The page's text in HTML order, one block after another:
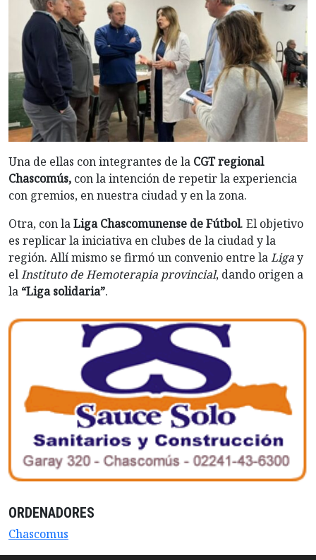
Una de ellas con integrantes de la CGT regional
Chascomús, con la intención de repetir la experiencia
con gremios, en nuestra ciudad y en la zona.
Otra, con laLiga Chascomunense de Fútbol. El objetivo
es replicar la iniciativa en clubes de la ciudad y la
región. Allí mismo se firmó un convenio entre laLigay
elInstituto de Hemoterapia provincial, dando origen a
la “Liga solidaria”.
ORDENADORES
Chascomus